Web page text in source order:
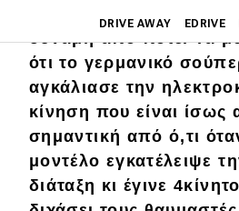
DRIVE AWAY EDRIVE
Main navigation
Επικαιρότητα
Νέα μοντέλα
Πρωτότυπα
Ελλάδα
δύναμη από ποτέ. Τα
ότι το γερμανικό
αγκάλιασε την
κίνηση που είναι ίσως
σημαντική από ό,τι
μοντέλο εγκατέλειψε
διάταξη κι έγινε